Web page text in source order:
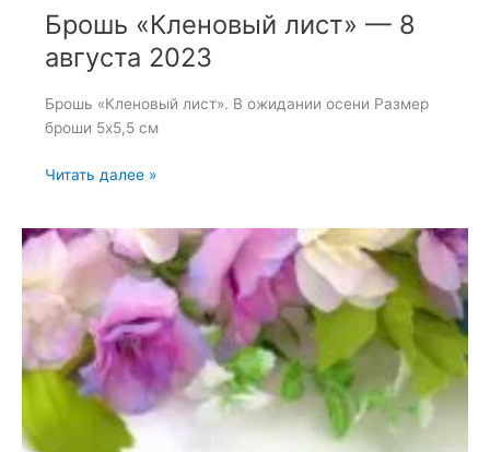
Брошь «Кленовый лист» — 8
августа 2023
Брошь «Кленовый лист». В ожидании осени Размер
броши 5х5,5 см
Брошь
—
августа
2023
Читать далее »